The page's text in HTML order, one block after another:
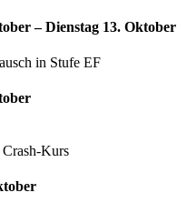
– Dienstag 13. Oktober
in Stufe EF
Kurs